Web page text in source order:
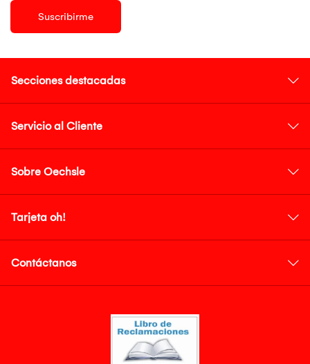
Suscribirme
Secciones destacadas
Servicio al Cliente
Sobre Oechsle
Tarjeta oh!
Contáctanos